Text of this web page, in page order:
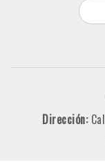
Dirección: